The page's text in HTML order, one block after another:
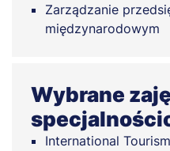
Zarządzanie
międzynarodowym
Wybrane
International